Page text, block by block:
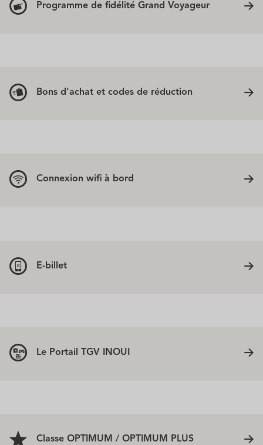
Programme de fidélité Grand Voyageur
Bons d'achat et codes de réduction
Connexion wifi à bord
E-billet
Le Portail TGV INOUI
Classe OPTIMUM / OPTIMUM PLUS